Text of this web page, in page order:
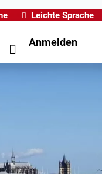
Leichte Sprache
Anmelden